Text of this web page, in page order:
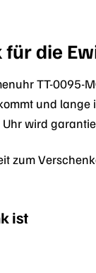
für die
TT-0095-
und
wird
zum
ist